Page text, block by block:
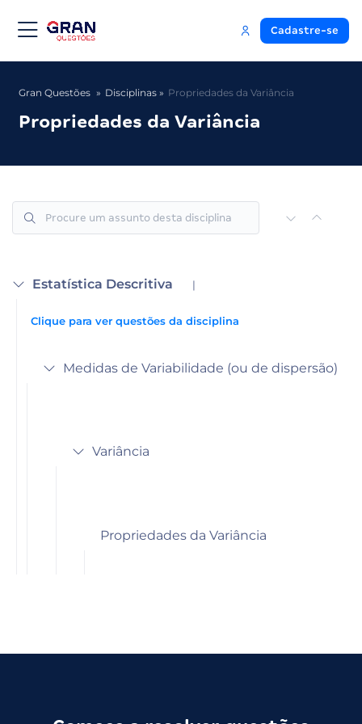
Cadastre-se
Gran Questões Disciplinas Propriedades da Variância
Propriedades da Variância
Estatística Descritiva |
Clique para ver questões da disciplina
Medidas de Variabilidade (ou de dispersão)
Variância
Propriedades da Variância